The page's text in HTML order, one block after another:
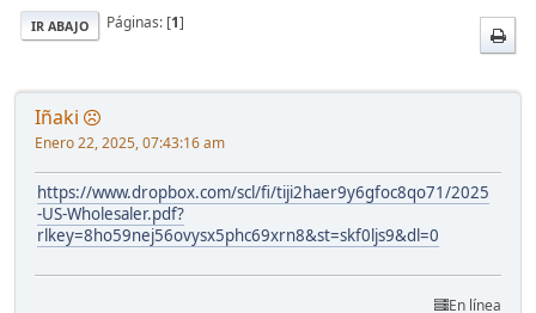
IR ABAJO Páginas: [1]
Iñaki
Enero 22, 2025, 07:43:16 am
https://www.dropbox.com/scl/fi/tiji2haer9y6gfoc8qo71/2025
-US-Wholesaler.pdf?
rlkey=8ho59nej56ovysx5phc69xrn8&st=skf0ljs9&dl=0
En línea